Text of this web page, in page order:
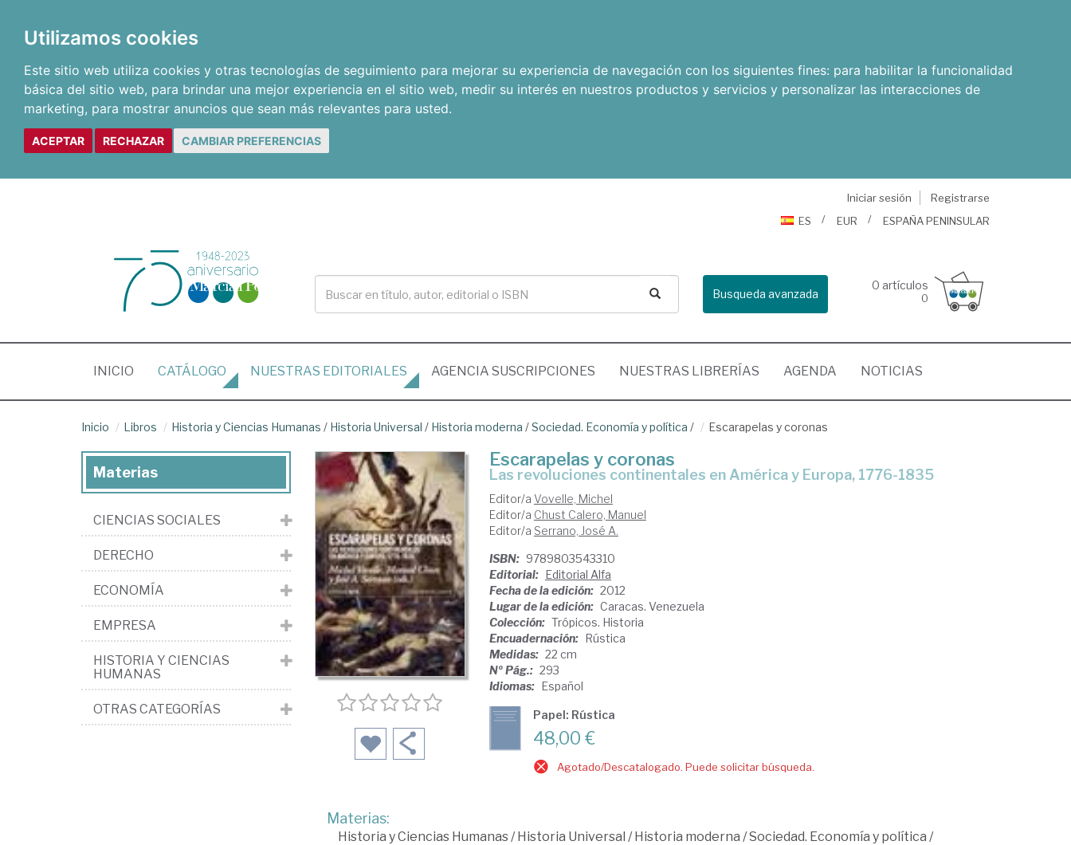
Utilizamos cookies
Este sitio web utiliza cookies y otras tecnologías de seguimiento para mejorar su experiencia de navegación con los siguientes fines: para habilitar la funcionalidad
básica del sitio web, para brindar una mejor experiencia en el sitio web, medir su interés en nuestros productos y servicios y personalizar las interacciones de
marketing, para mostrar anuncios que sean más relevantes para usted.
ACEPTAR RECHAZAR CAMBIAR PREFERENCIAS
Iniciar sesión
Registrarse
ES
EUR ESPAÑA PENINSULAR
Busqueda avanzada
0 artículos
0
INICIO (CURRENT)
CATÁLOGO NUESTRAS EDITORIALES AGENCIA SUSCRIPCIONES NUESTRAS LIBRERÍAS AGENDA NOTICIAS
Inicio Libros Historia y Ciencias Humanas / Historia Universal / Historia moderna /Sociedad. Economía y política / Escarapelas y coronas
Escarapelas y coronas
las revoluciones continentales en América y Europa, 1776-1835
Editor/a Vovelle, Michel
Editor/a Chust Calero, Manuel
Editor/a Serrano, José A.
ISBN: 9789803543310
Editorial: Editorial Alfa
Fecha de la edición: 2012
Lugar de la edición: Caracas. Venezuela
Colección: Trópicos. Historia
Encuadernación: Rústica
Medidas: 22 cm
Nº Pág.: 293
Idiomas: Español
Papel: Rústica
48,00 €
Agotado/Descatalogado. Puede solicitar búsqueda.
Materias:
Historia y Ciencias Humanas/Historia Universal /Historia moderna /Sociedad. Economía y política /
Materias
CIENCIAS SOCIALES
DERECHO
ECONOMÍA
EMPRESA
HISTORIA Y CIENCIAS
HUMANAS
OTRAS CATEGORÍAS